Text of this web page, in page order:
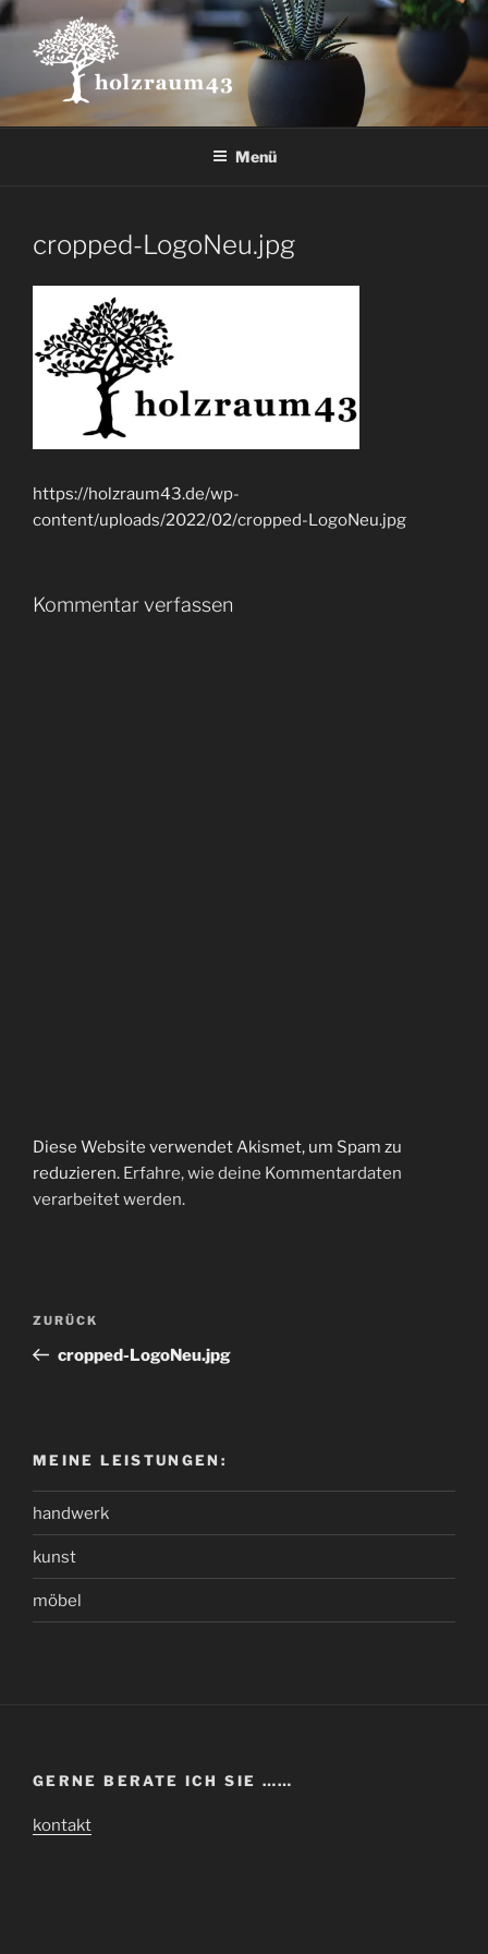
Zum
Inhalt
springen
Menü
cropped-LogoNeu.jpg
https://holzraum43.de/wp-
content/uploads/2022/02/cropped-LogoNeu.jpg
Kommentar verfassen
Diese Website verwendet Akismet, um Spam zu
reduzieren. Erfahre, wie deine Kommentardaten
verarbeitet werden.
Beitragsnavigation
Vorheriger
Beitrag
ZURÜCK
cropped-LogoNeu.jpg
MEINE LEISTUNGEN:
handwerk
kunst
möbel
GERNE BERATE ICH SIE ……
kontakt